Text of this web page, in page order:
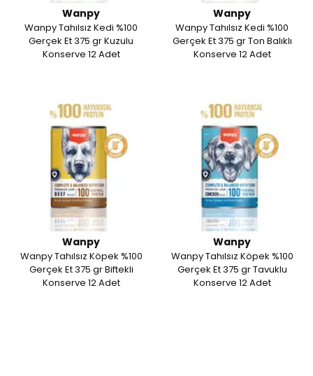
Wanpy
Wanpy Tahılsız Kedi %100
Gerçek Et 375 gr Kuzulu
Konserve 12 Adet
Wanpy
Wanpy Tahılsız Kedi %100
Gerçek Et 375 gr Ton Balıklı
Konserve 12 Adet
Wanpy
Wanpy Tahılsız Köpek %100
Gerçek Et 375 gr Biftekli
Konserve 12 Adet
Wanpy
Wanpy Tahılsız Köpek %100
Gerçek Et 375 gr Tavuklu
Konserve 12 Adet